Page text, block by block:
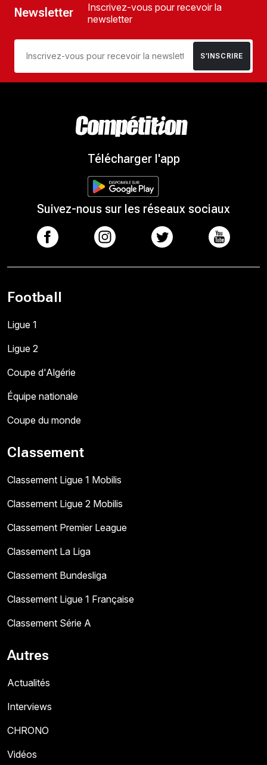
Newsletter
Inscrivez-vous pour recevoir la
newsletter
S’INSCRIRE
Télécharger l'app
Suivez-nous sur les réseaux sociaux
Football
Ligue 1
Ligue 2
Coupe d'Algérie
Équipe nationale
Coupe du monde
Classement
Classement Ligue 1 Mobilis
Classement Ligue 2 Mobilis
Classement Premier League
Classement La Liga
Classement Bundesliga
Classement Ligue 1 Française
Classement Série A
Autres
Actualités
Interviews
CHRONO
Vidéos